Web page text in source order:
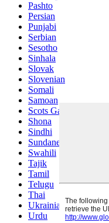
Pashto
Persian
Punjabi
Serbian
Sesotho
Sinhala
Slovak
Slovenian
Somali
Samoan
Scots Gaelic
Shona
Sindhi
Sundanese
Swahili
Tajik
Tamil
Telugu
Thai
Ukrainian
Urdu